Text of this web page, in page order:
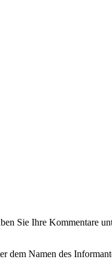
Sie Ihre Kommentare
Namen des